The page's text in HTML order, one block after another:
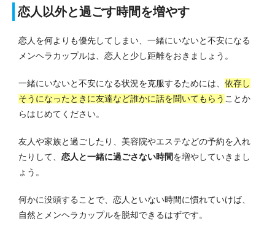
恋人以外と過ごす時間を増やす
恋人を何よりも優先してしまい、一緒にいないと不安になる
メンヘラカップルは、恋人と少し距離をおきましょう。
一緒にいないと不安になる状況を克服するためには、 依存し
そうになったときに友達など誰かに話を聞いてもらう ことか
らはじめてください。
友人や家族と過ごしたり、美容院やエステなどの予約を入れ
たりして、 恋人と一緒に過ごさない時間を増やしていきまし
ょう。
何かに没頭することで、恋人といない時間に慣れていけば、
自然とメンヘラカップルを脱却できるはずです。